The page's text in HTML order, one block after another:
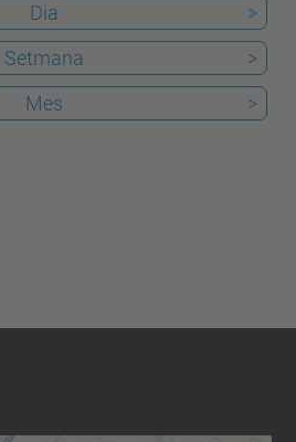
Dia
>
Setmana
>
Mes >